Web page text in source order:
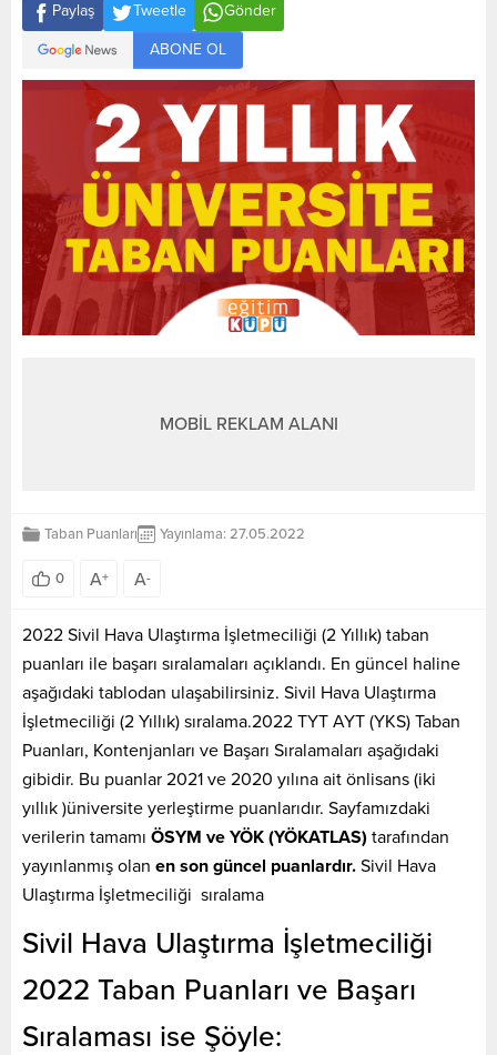
Paylaş Tweetle Gönder
ABONE OL
MOBİL REKLAM ALANI
Taban Puanları Yayınlama: 27.05.2022
0 A+ A-
2022 Sivil Hava Ulaştırma İşletmeciliği (2 Yıllık) taban
puanları ile başarı sıralamaları açıklandı. En güncel haline
aşağıdaki tablodan ulaşabilirsiniz. Sivil Hava Ulaştırma
İşletmeciliği (2 Yıllık) sıralama.2022 TYT AYT (YKS) Taban
Puanları, Kontenjanları ve Başarı Sıralamaları aşağıdaki
gibidir. Bu puanlar 2021 ve 2020 yılına ait önlisans (iki
yıllık )üniversite yerleştirme puanlarıdır. Sayfamızdaki
verilerin tamamı ÖSYM ve YÖK (YÖKATLAS) tarafından
yayınlanmış olan en son güncel puanlardır. Sivil Hava
Ulaştırma İşletmeciliği sıralama
Sivil Hava Ulaştırma İşletmeciliği
2022 Taban Puanları ve Başarı
Sıralaması ise Şöyle: